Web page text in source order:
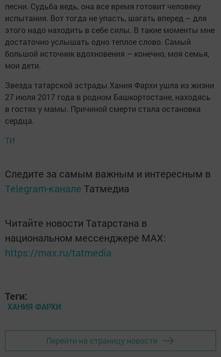
песни. Судьба ведь, она все время готовит человеку
испытания. Вот тогда не упасть, шагать вперед – для
этого надо находить в себе силы. В такие моменты мне
достаточно услышать одно теплое слово. Самый
большой источник вдохновения – конечно, моя семья,
мои дети.
Звезда татарской эстрады Хания Фархи ушла из жизни
27 июля 2017 года в родном Башкортостане, находясь
в гостях у мамы. Причиной смерти стала остановка
сердца.
ТИ
Следите за самым важным и интересным в
Telegram-канале Татмедиа
Читайте новости Татарстана в
национальном мессенджере MАХ:
https://max.ru/tatmedia
Теги:
ХАНИЯ ФАРХИ
Перейти на страницу новости